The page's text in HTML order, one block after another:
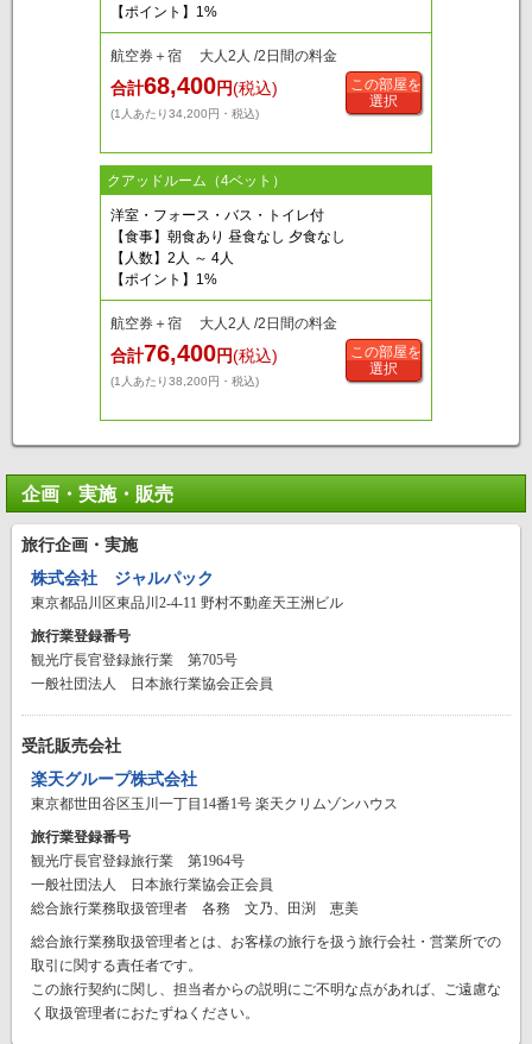
【ポイント】1%
航空券＋宿 大人2人 /2日間の料金
合計68,400円(税込)
(1人あたり34,200円・税込)
この部屋を
選択
クアッドルーム（4ベット）
洋室・フォース・バス・トイレ付
【食事】朝食あり 昼食なし 夕食なし
【人数】2人 ～ 4人
【ポイント】1%
航空券＋宿 大人2人 /2日間の料金
合計76,400円(税込)
(1人あたり38,200円・税込)
この部屋を
選択
企画・実施・販売
旅行企画・実施
株式会社 ジャルパック
東京都品川区東品川2-4-11 野村不動産天王洲ビル
旅行業登録番号
観光庁長官登録旅行業 第705号
一般社団法人 日本旅行業協会正会員
受託販売会社
楽天グループ株式会社
東京都世田谷区玉川一丁目14番1号 楽天クリムゾンハウス
旅行業登録番号
観光庁長官登録旅行業 第1964号
一般社団法人 日本旅行業協会正会員
総合旅行業務取扱管理者 各務 文乃、田渕 恵美
総合旅行業務取扱管理者とは、お客様の旅行を扱う旅行会社・営業所での
取引に関する責任者です。
この旅行契約に関し、担当者からの説明にご不明な点があれば、ご遠慮な
く取扱管理者におたずねください。